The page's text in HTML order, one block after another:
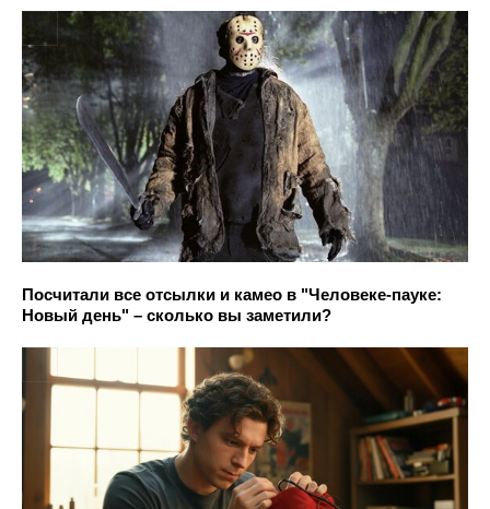
Посчитали все отсылки и камео в "Человеке-пауке:
Новый день" – сколько вы заметили?